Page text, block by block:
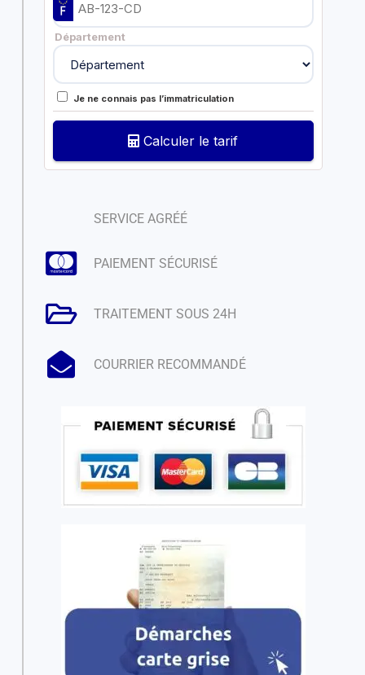
Département
Je ne connais pas l’immatriculation
Calculer le tarif
SERVICE AGRÉÉ
PAIEMENT SÉCURISÉ
TRAITEMENT SOUS 24H
COURRIER RECOMMANDÉ